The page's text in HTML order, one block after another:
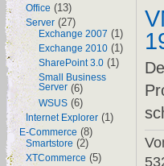
Office (13)
Server (27)
Exchange 2007 (1)
Exchange 2010 (1)
SharePoint 3.0 (1)
Small Business
Server (6)
WSUS (6)
Internet Explorer (1)
E-Commerce (8)
Smartstore (2)
XTCommerce (5)